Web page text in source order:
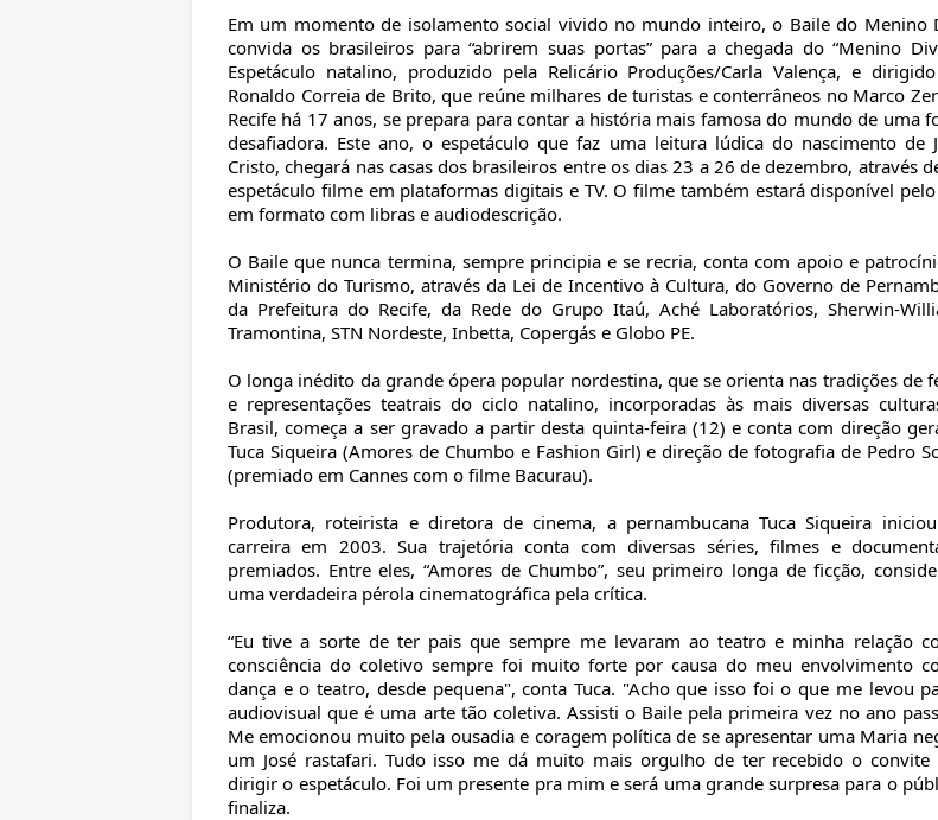
Em um momento de isolamento social vivido no mundo inteiro, o Baile do Menino
convida os brasileiros para “abrirem suas portas” para a chegada do “Menino
Espetáculo natalino, produzido pela Relicário Produções/Carla Valença, e
Ronaldo Correia de Brito, que reúne milhares de turistas e conterrâneos no Marco
Recife há 17 anos, se prepara para contar a história mais famosa do mundo de uma
desafiadora. Este ano, o espetáculo que faz uma leitura lúdica do nascimento de
Cristo, chegará nas casas dos brasileiros entre os dias 23 a 26 de dezembro, através
espetáculo filme em plataformas digitais e TV. O filme também estará disponível
em formato com libras e audiodescrição.
O Baile que nunca termina, sempre principia e se recria, conta com apoio e
Ministério do Turismo, através da Lei de Incentivo à Cultura, do Governo de
da Prefeitura do Recife, da Rede do Grupo Itaú, Aché Laboratórios, Sherwin-
Tramontina, STN Nordeste, Inbetta, Copergás e Globo PE.
O longa inédito da grande ópera popular nordestina, que se orienta nas tradições de
e representações teatrais do ciclo natalino, incorporadas às mais diversas
Brasil, começa a ser gravado a partir desta quinta-feira (12) e conta com direção
Tuca Siqueira (Amores de Chumbo e Fashion Girl) e direção de fotografia de Pedro
(premiado em Cannes com o filme Bacurau).
Produtora, roteirista e diretora de cinema, a pernambucana Tuca Siqueira
carreira em 2003. Sua trajetória conta com diversas séries, filmes e
premiados. Entre eles, “Amores de Chumbo”, seu primeiro longa de ficção,
uma verdadeira pérola cinematográfica pela crítica.
“Eu tive a sorte de ter pais que sempre me levaram ao teatro e minha relação
consciência do coletivo sempre foi muito forte por causa do meu envolvimento
dança e o teatro, desde pequena", conta Tuca. "Acho que isso foi o que me levou
audiovisual que é uma arte tão coletiva. Assisti o Baile pela primeira vez no ano
Me emocionou muito pela ousadia e coragem política de se apresentar uma Maria
um José rastafari. Tudo isso me dá muito mais orgulho de ter recebido o convite
dirigir o espetáculo. Foi um presente pra mim e será uma grande surpresa para o
finaliza.